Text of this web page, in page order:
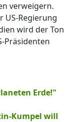
verweigern.
US-Regierung
wird der Ton
Präsidenten
Erde!"
Kumpel will